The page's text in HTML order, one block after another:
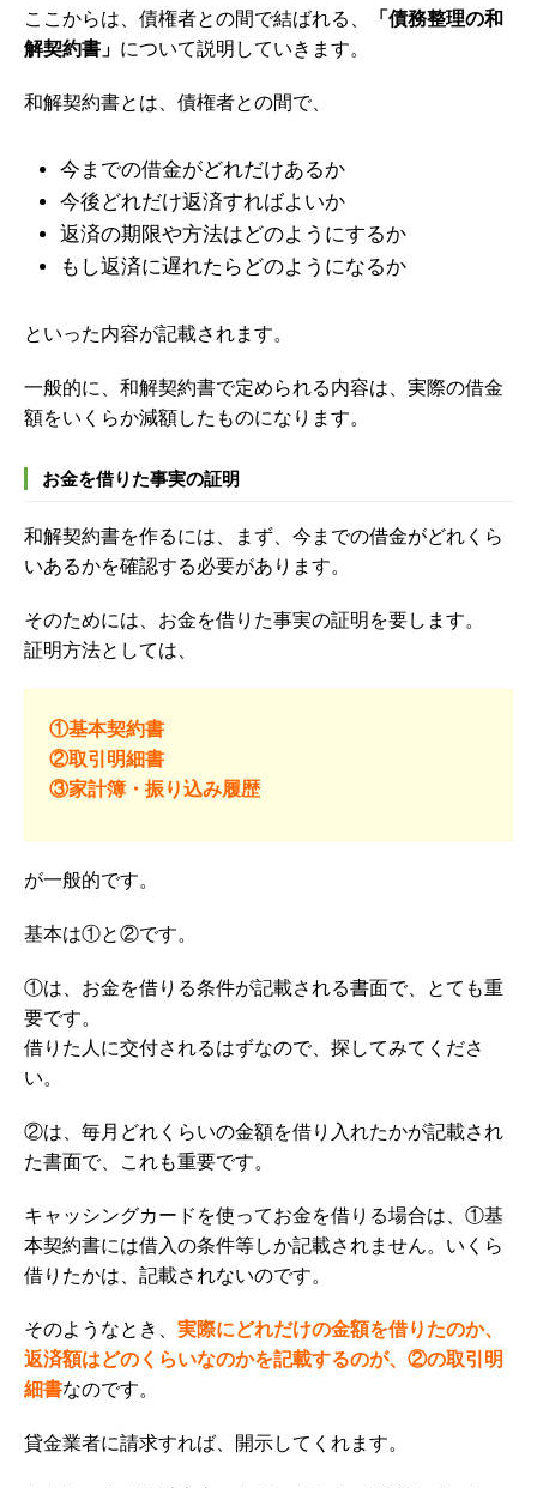
ここからは、債権者との間で結ばれる、
「債務整理の和
解契約書」 について説明していきます。
和解契約書とは、債権者との間で、
今までの借金がどれだけあるか
今後どれだけ返済すればよいか
返済の期限や方法はどのようにするか
もし返済に遅れたらどのようになるか
といった内容が記載されます。
一般的に、和解契約書で定められる内容は、実際の借金
額をいくらか減額したものになります。
お金を借りた事実の証明
和解契約書を作るには、まず、今までの借金がどれくら
いあるかを確認する必要があります。
そのためには、お金を借りた事実の証明を要します。
証明方法としては、
①基本契約書
②取引明細書
③家計簿・振り込み履歴
が一般的です。
基本は①と②です。
①は、お金を借りる条件が記載される書面で、とても重
要です。
借りた人に交付されるはずなので、探してみてくださ
い。
②は、毎月どれくらいの金額を借り入れたかが記載され
た書面で、これも重要です。
キャッシングカードを使ってお金を借りる場合は、①基
本契約書には借入の条件等しか記載されません。いくら
借りたかは、記載されないのです。
そのようなとき、 実際にどれだけの金額を借りたのか、
返済額はどのくらいなのかを記載するのが、②の取引明
細書なのです。
貸金業者に請求すれば、開示してくれます。